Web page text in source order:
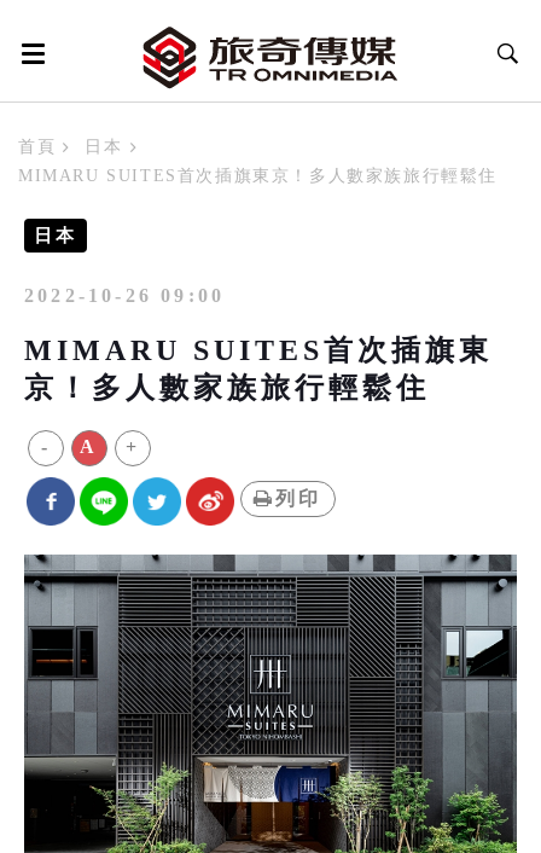
首頁
日本
MIMARU SUITES首次插旗東京！多人數家族旅行輕鬆住
日本
2022-10-26 09:00
MIMARU SUITES首次插旗東
京！多人數家族旅行輕鬆住
- A +
列印